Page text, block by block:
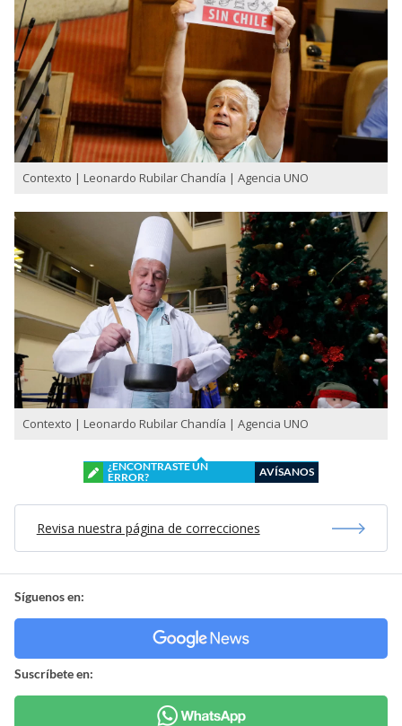
Contexto | Leonardo Rubilar Chandía | Agencia UNO
Contexto | Leonardo Rubilar Chandía | Agencia UNO
¿ENCONTRASTE UN
ERROR?
AVÍSANOS
Revisa nuestra página de correcciones
Síguenos en:
Suscríbete en: